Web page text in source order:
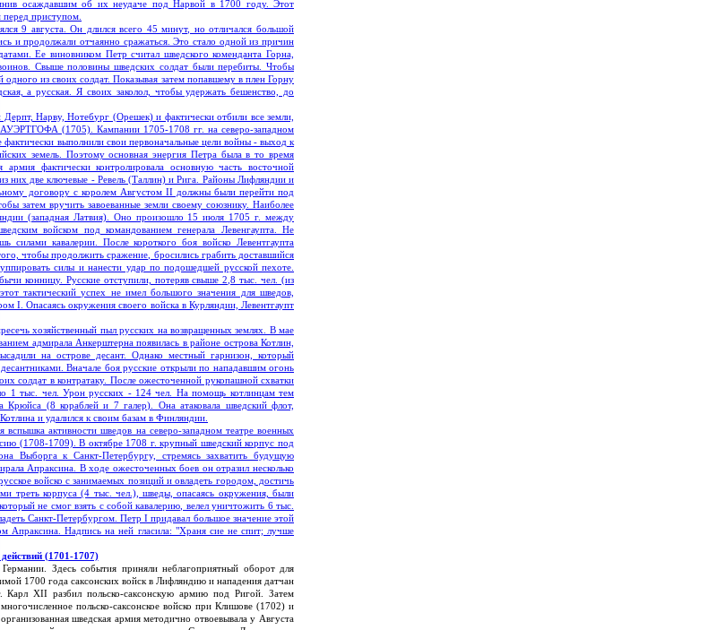
осаждавшим об их неудаче под Нарвой в 1700 году. Этот
перед приступом.
9 августа. Он длился всего 45 минут, но отличался большой
и продолжали отчаянно сражаться. Это стало одной из причин
Ее виновником Петр считал шведского коменданта Горна,
Свыше половины шведских солдат были перебиты. Чтобы
из своих солдат. Показывая затем попавшему в плен Горну
а русская. Я своих заколол, чтобы удержать бешенство, до
Нарву, Нотебург (Орешек) и фактически отбили все земли,
(1705). Кампании 1705-1708 гг. на северо-западном
выполнили свои первоначальные цели войны - выход к
земель. Поэтому основная энергия Петра была в то время
фактически контролировала основную часть восточной
них две ключевые - Ревель (Таллин) и Рига. Районы Лифляндии и
договору с королем Августом II должны были перейти под
затем вручить завоеванные земли своему союзнику. Наиболее
(западная Латвия). Оно произошло 15 июля 1705 г. между
войском под командованием генерала Левенгаупта. Не
кавалерии. После короткого боя войско Левентгаупта
чтобы продолжить сражение, бросились грабить доставшийся
силы и нанести удар по подошедшей русской пехоте.
конницу. Русские отступили, потеряв свыше 2,8 тыс. чел. (из
тактический успех не имел большого значения для шведов,
I. Опасаясь окружения своего войска в Курляндии, Левентгаупт
хозяйственный пыл русских на возвращенных землях. В мае
адмирала Анкерштерна появилась в районе острова Котлин,
на острове десант. Однако местный гарнизон, который
Вначале боя русские открыли по нападавшим огонь
солдат в контратаку. После ожесточенной рукопашной схватки
1 тыс. чел. Урон русских - 124 чел. На помощь котлинцам тем
Крюйса (8 кораблей и 7 галер). Она атаковала шведский флот,
и удалился к своим базам в Финляндии.
активности шведов на северо-западном театре военных
(1708-1709). В октябре 1708 г. крупный шведский корпус под
Выборга к Санкт-Петербургу, стремясь захватить будущую
Апраксина. В ходе ожесточенных боев он отразил несколько
войско с занимаемых позиций и овладеть городом, достичь
треть корпуса (4 тыс. чел.), шведы, опасаясь окружения, были
не смог взять с собой кавалерию, велел уничтожить 6 тыс.
Санкт-Петербургом. Петр I придавал большое значение этой
Апраксина. Надпись на ней гласила: "Храня сие не спит; лучше
(1701-1707)
Здесь события приняли неблагоприятный оборот для
1700 года саксонских войск в Лифляндию и нападения датчан
XII разбил польско-саксонскую армию под Ригой. Затем
польско-саксонское войско при Клишове (1702) и
шведская армия методично отвоевывала у Августа